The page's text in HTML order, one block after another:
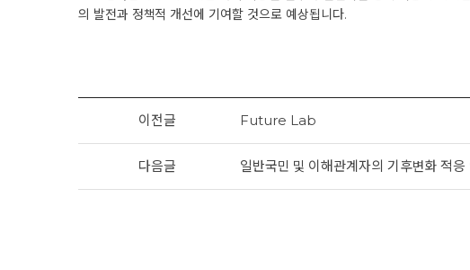
의 발전과 정책적 개선에 기여할 것으로 예상됩니다.
이전글 Future Lab
다음글 일반국민 및 이해관계자의 기후변화 적